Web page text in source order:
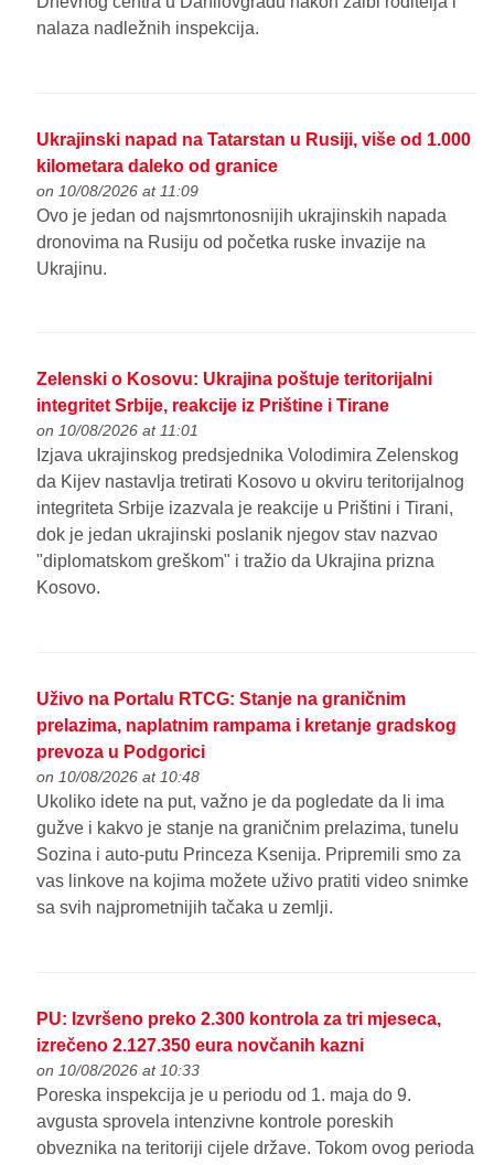
nalaza nadležnih inspekcija.
Ukrajinski napad na Tatarstan u Rusiji, više od 1.000
kilometara daleko od granice
on 10/08/2026 at 11:09
Ovo je jedan od najsmrtonosnijih ukrajinskih napada
dronovima na Rusiju od početka ruske invazije na
Ukrajinu.
Zelenski o Kosovu: Ukrajina poštuje teritorijalni
integritet Srbije, reakcije iz Prištine i Tirane
on 10/08/2026 at 11:01
Izjava ukrajinskog predsjednika Volodimira Zelenskog
da Kijev nastavlja tretirati Kosovo u okviru teritorijalnog
integriteta Srbije izazvala je reakcije u Prištini i Tirani,
dok je jedan ukrajinski poslanik njegov stav nazvao
"diplomatskom greškom" i tražio da Ukrajina prizna
Kosovo.
Uživo na Portalu RTCG: Stanje na graničnim
prelazima, naplatnim rampama i kretanje gradskog
prevoza u Podgorici
on 10/08/2026 at 10:48
Ukoliko idete na put, važno je da pogledate da li ima
gužve i kakvo je stanje na graničnim prelazima, tunelu
Sozina i auto-putu Princeza Ksenija. Pripremili smo za
vas linkove na kojima možete uživo pratiti video snimke
sa svih najprometnijih tačaka u zemlji.
PU: Izvršeno preko 2.300 kontrola za tri mjeseca,
izrečeno 2.127.350 eura novčanih kazni
on 10/08/2026 at 10:33
Poreska inspekcija je u periodu od 1. maja do 9.
avgusta sprovela intenzivne kontrole poreskih
obveznika na teritoriji cijele države. Tokom ovog perioda